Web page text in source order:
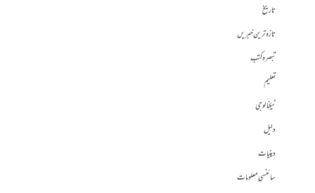
تاریخ
تازہ ترین خبریں
تبصرہ کتب
تعلیم
ٹیکنالوجی
دلیل
دینیات
سائنسی معلومات